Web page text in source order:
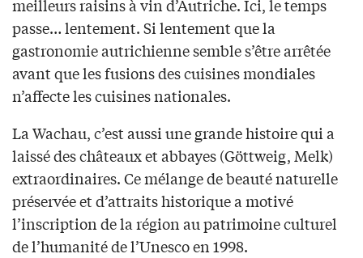
meilleurs raisins à vin d’Autriche. Ici, le temps
passe… lentement. Si lentement que la
gastronomie autrichienne semble s’être arrêtée
avant que les fusions des cuisines mondiales
n’affecte les cuisines nationales.
La Wachau, c’est aussi une grande histoire qui a
laissé des châteaux et abbayes (Göttweig, Melk)
extraordinaires. Ce mélange de beauté naturelle
préservée et d’attraits historique a motivé
l’inscription de la région au patrimoine culturel
de l’humanité de l’Unesco en 1998.